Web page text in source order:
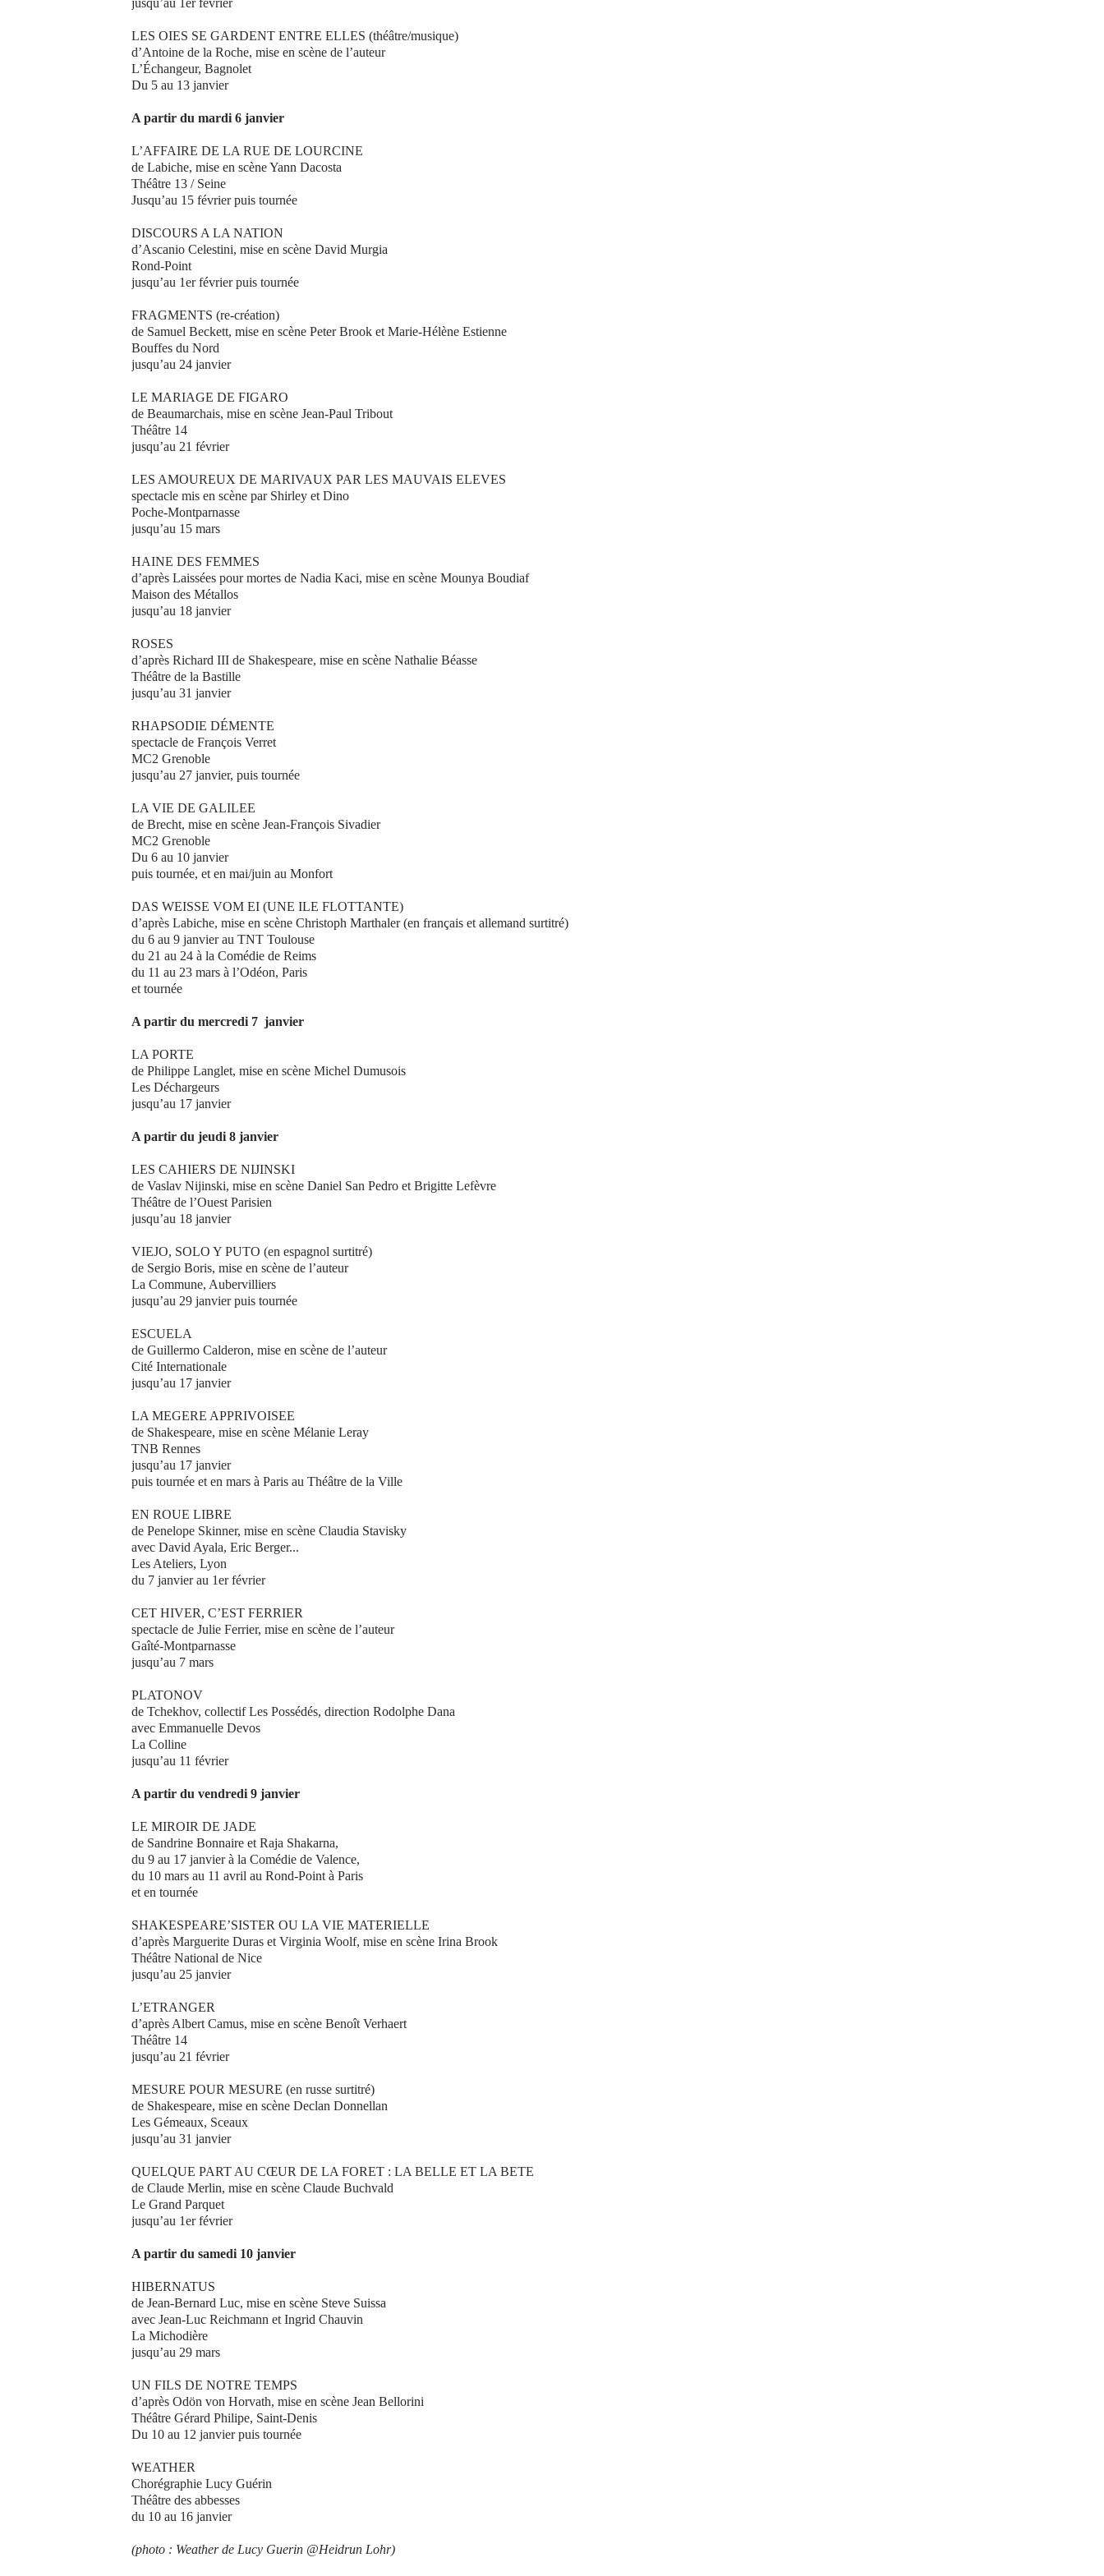
jusqu’au 1er février
LES OIES SE GARDENT ENTRE ELLES (théâtre/musique)
d’Antoine de la Roche, mise en scène de l’auteur
L’Échangeur, Bagnolet
Du 5 au 13 janvier
A partir du mardi 6 janvier
L’AFFAIRE DE LA RUE DE LOURCINE
de Labiche, mise en scène Yann Dacosta
Théâtre 13 / Seine
Jusqu’au 15 février puis tournée
DISCOURS A LA NATION
d’Ascanio Celestini, mise en scène David Murgia
Rond-Point
jusqu’au 1er février puis tournée
FRAGMENTS (re-création)
de Samuel Beckett, mise en scène Peter Brook et Marie-Hélène Estienne
Bouffes du Nord
jusqu’au 24 janvier
LE MARIAGE DE FIGARO
de Beaumarchais, mise en scène Jean-Paul Tribout
Théâtre 14
jusqu’au 21 février
LES AMOUREUX DE MARIVAUX PAR LES MAUVAIS ELEVES
spectacle mis en scène par Shirley et Dino
Poche-Montparnasse
jusqu’au 15 mars
HAINE DES FEMMES
d’après Laissées pour mortes de Nadia Kaci, mise en scène Mounya Boudiaf
Maison des Métallos
jusqu’au 18 janvier
ROSES
d’après Richard III de Shakespeare, mise en scène Nathalie Béasse
Théâtre de la Bastille
jusqu’au 31 janvier
RHAPSODIE DÉMENTE
spectacle de François Verret
MC2 Grenoble
jusqu’au 27 janvier, puis tournée
LA VIE DE GALILEE
de Brecht, mise en scène Jean-François Sivadier
MC2 Grenoble
Du 6 au 10 janvier
puis tournée, et en mai/juin au Monfort
DAS WEISSE VOM EI (UNE ILE FLOTTANTE)
d’après Labiche, mise en scène Christoph Marthaler (en français et allemand surtitré)
du 6 au 9 janvier au TNT Toulouse
du 21 au 24 à la Comédie de Reims
du 11 au 23 mars à l’Odéon, Paris
et tournée
A partir du mercredi 7 janvier
LA PORTE
de Philippe Langlet, mise en scène Michel Dumusois
Les Déchargeurs
jusqu’au 17 janvier
A partir du jeudi 8 janvier
LES CAHIERS DE NIJINSKI
de Vaslav Nijinski, mise en scène Daniel San Pedro et Brigitte Lefèvre
Théâtre de l’Ouest Parisien
jusqu’au 18 janvier
VIEJO, SOLO Y PUTO (en espagnol surtitré)
de Sergio Boris, mise en scène de l’auteur
La Commune, Aubervilliers
jusqu’au 29 janvier puis tournée
ESCUELA
de Guillermo Calderon, mise en scène de l’auteur
Cité Internationale
jusqu’au 17 janvier
LA MEGERE APPRIVOISEE
de Shakespeare, mise en scène Mélanie Leray
TNB Rennes
jusqu’au 17 janvier
puis tournée et en mars à Paris au Théâtre de la Ville
EN ROUE LIBRE
de Penelope Skinner, mise en scène Claudia Stavisky
avec David Ayala, Eric Berger...
Les Ateliers, Lyon
du 7 janvier au 1er février
CET HIVER, C’EST FERRIER
spectacle de Julie Ferrier, mise en scène de l’auteur
Gaîté-Montparnasse
jusqu’au 7 mars
PLATONOV
de Tchekhov, collectif Les Possédés, direction Rodolphe Dana
avec Emmanuelle Devos
La Colline
jusqu’au 11 février
A partir du vendredi 9 janvier
LE MIROIR DE JADE
de Sandrine Bonnaire et Raja Shakarna,
du 9 au 17 janvier à la Comédie de Valence,
du 10 mars au 11 avril au Rond-Point à Paris
et en tournée
SHAKESPEARE’SISTER OU LA VIE MATERIELLE
d’après Marguerite Duras et Virginia Woolf, mise en scène Irina Brook
Théâtre National de Nice
jusqu’au 25 janvier
L’ETRANGER
d’après Albert Camus, mise en scène Benoît Verhaert
Théâtre 14
jusqu’au 21 février
MESURE POUR MESURE (en russe surtitré)
de Shakespeare, mise en scène Declan Donnellan
Les Gémeaux, Sceaux
jusqu’au 31 janvier
QUELQUE PART AU CŒUR DE LA FORET : LA BELLE ET LA BETE
de Claude Merlin, mise en scène Claude Buchvald
Le Grand Parquet
jusqu’au 1er février
A partir du samedi 10 janvier
HIBERNATUS
de Jean-Bernard Luc, mise en scène Steve Suissa
avec Jean-Luc Reichmann et Ingrid Chauvin
La Michodière
jusqu’au 29 mars
UN FILS DE NOTRE TEMPS
d’après Odön von Horvath, mise en scène Jean Bellorini
Théâtre Gérard Philipe, Saint-Denis
Du 10 au 12 janvier puis tournée
WEATHER
Chorégraphie Lucy Guérin
Théâtre des abbesses
du 10 au 16 janvier
(photo : Weather de Lucy Guerin @Heidrun Lohr)